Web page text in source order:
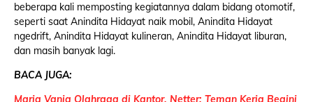
beberapa kali memposting kegiatannya dalam bidang otomotif,
seperti saat Anindita Hidayat naik mobil, Anindita Hidayat
ngedrift, Anindita Hidayat kulineran, Anindita Hidayat liburan,
dan masih banyak lagi.
BACA JUGA:
Maria Vania Olahraga di Kantor, Netter: Teman Kerja Begini